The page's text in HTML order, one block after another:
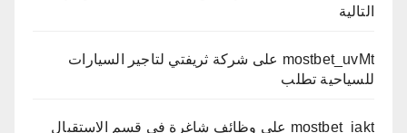
التالية
mostbet_uvMt على شركة ثريفتي لتاجير السيارات
للسياحية تطلب
mostbet_iakt على وظائف شاغرة في قسم الاستقبال